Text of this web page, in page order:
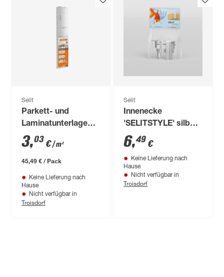
Selit
Parkett- und
Laminatunterlage
'Selitac Aqua-Stop'
2,2 mm, 1,25 x 12 m,
15 m²
3,03 €/ m²
45,49 € / Pack
Keine Lieferung nach
Hause
Nicht verfügbar in
Troisdorf
Selit
Innenecke
'SELITSTYLE' silber
2 Stück
6,49 €
Keine Lieferung nach
Hause
Nicht verfügbar in
Troisdorf